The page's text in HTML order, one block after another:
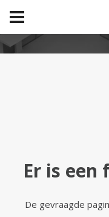
Er is
De gevraagde